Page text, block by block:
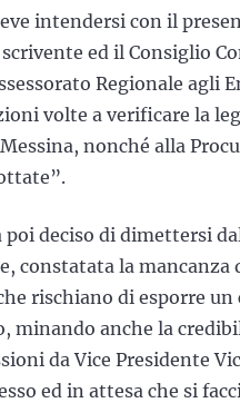
intendersi con il
ed il Consiglio
Regionale agli
volte a verificare la
nonché alla
deciso di dimettersi
constatata la
rischiano di esporre
minando anche la
da Vice Presidente
ed in attesa che si